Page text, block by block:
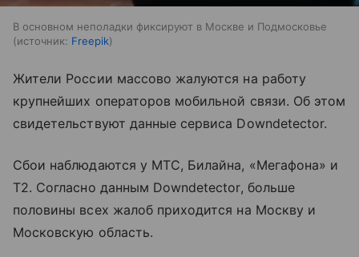
В основном неполадки фиксируют в Москве и Подмосковье
источник: Freepik
Жители России массово жалуются на работу
крупнейших операторов мобильной связи. Об этом
свидетельствуют данные сервиса Downdetector.
Сбои наблюдаются у МТС, Билайна, «Мегафона» и
T2. Согласно данным Downdetector, больше
половины всех жалоб приходится на Москву и
Московскую область.